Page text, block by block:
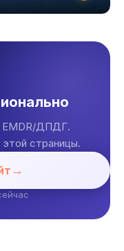
EMDR/ДПДГ.
страницы.